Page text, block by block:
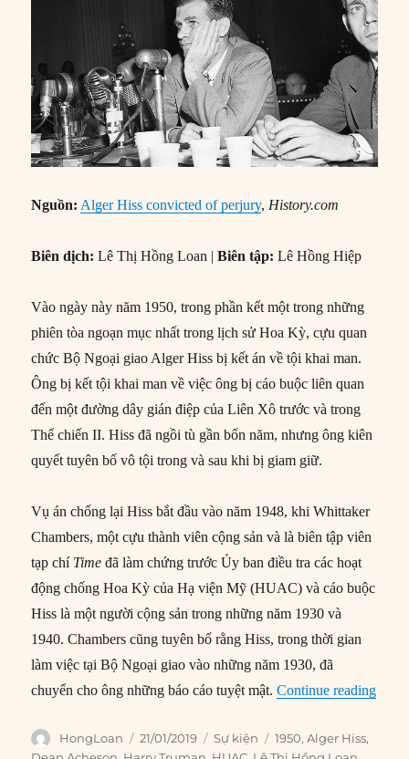
Nguồn: Alger Hiss convicted of perjury, History.com
Biên dịch: Lê Thị Hồng Loan |Biên tập:Lê Hồng Hiệp
Vào ngày này năm 1950, trong phần kết một trong những
phiên tòa ngoạn mục nhất trong lịch sử Hoa Kỳ, cựu quan
chức Bộ Ngoại giao Alger Hiss bị kết án về tội khai man.
Ông bị kết tội khai man về việc ông bị cáo buộc liên quan
đến một đường dây gián điệp của Liên Xô trước và trong
Thế chiến II. Hiss đã ngồi tù gần bốn năm, nhưng ông kiên
quyết tuyên bố vô tội trong và sau khi bị giam giữ.
Vụ án chống lại Hiss bắt đầu vào năm 1948, khi Whittaker
Chambers, một cựu thành viên cộng sản và là biên tập viên
tạp chí Time đã làm chứng trước Ủy ban điều tra các hoạt
động chống Hoa Kỳ của Hạ viện Mỹ (HUAC) và cáo buộc
Hiss là một người cộng sản trong những năm 1930 và
1940. Chambers cũng tuyên bố rằng Hiss, trong thời gian
làm việc tại Bộ Ngoại giao vào những năm 1930, đã
chuyển cho ông những báo cáo tuyệt mật.Continue reading“21/
Author
HongLoan
Posted
21/01/2019 Categories
Sự kiện Tags
1950,Alger Hiss,